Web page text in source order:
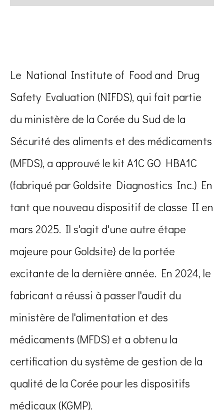
Le National Institute of Food and Drug
Safety Evaluation (NIFDS), qui fait partie
du ministère de la Corée du Sud de la
Sécurité des aliments et des médicaments
(MFDS), a approuvé le kit A1C GO HBA1C
(fabriqué par Goldsite Diagnostics Inc.) En
tant que nouveau dispositif de classe II en
mars 2025. Il s'agit d'une autre étape
majeure pour Goldsite} de la portée
excitante de la dernière année. En 2024, le
fabricant a réussi à passer l'audit du
ministère de l'alimentation et des
médicaments (MFDS) et a obtenu la
certification du système de gestion de la
qualité de la Corée pour les dispositifs
médicaux (KGMP).